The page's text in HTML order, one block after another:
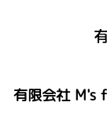
有限会社 M's